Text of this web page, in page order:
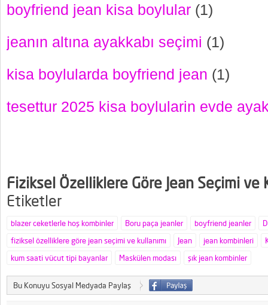
boyfriend jean kisa boylular (1)
jeanın altına ayakkabı seçimi (1)
kisa boylularda boyfriend jean (1)
tesettur 2025 kisa boylularin evde
Fiziksel Özelliklere Göre Jean Seçimi ve
Etiketler
blazer ceketlerle hoş kombinler Boru paça jeanler boyfriend jeanler
fiziksel özelliklere göre jean seçimi ve kullanımı
Jean jean kombinleri
kum saati vücut tipi bayanlar
Maskülen modası şık jean kombinler
Bu Konuyu Sosyal Medyada Paylaş